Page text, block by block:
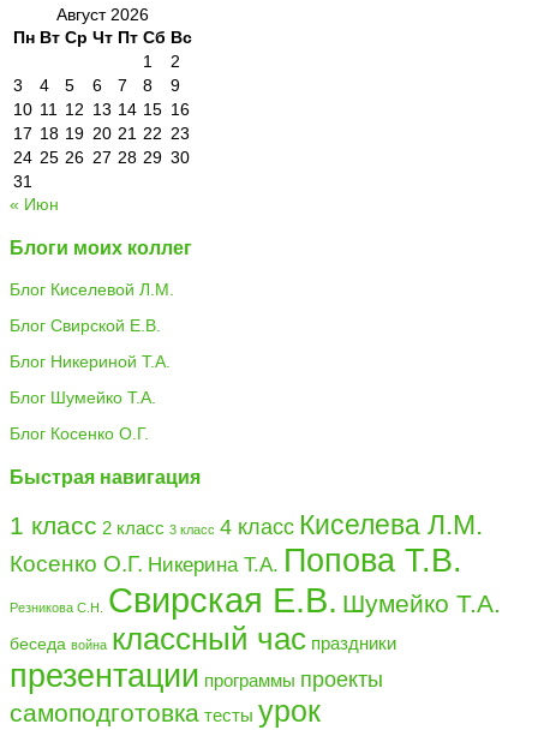
Август 2026
Пн Вт Ср Чт Пт Сб Вс
1
2
3
4 5 6 7 8
9
10 11 12 13 14 15 16
17 18 19 20 21 22 23
24 25 26 27 28 29 30
31
« Июн
Блоги моих коллег
Блог Киселевой Л.М.
Блог Свирской Е.В.
Блог Никериной Т.А.
Блог Шумейко Т.А.
Блог Косенко О.Г.
Быстрая навигация
1 класс 2 класс 3 класс 4 класс Киселева Л.М.
Косенко О.Г. Никерина Т.А. Попова Т.В.
Резникова С.Н. Свирская Е.В. Шумейко Т.А.
беседа война классный час праздники
презентации программы проекты
самоподготовка тесты урок